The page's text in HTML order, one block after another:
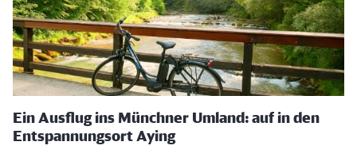
Ein Ausflug ins Münchner Umland: auf in den
Entspannungsort Aying